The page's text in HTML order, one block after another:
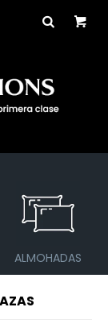
ALMOHADAS